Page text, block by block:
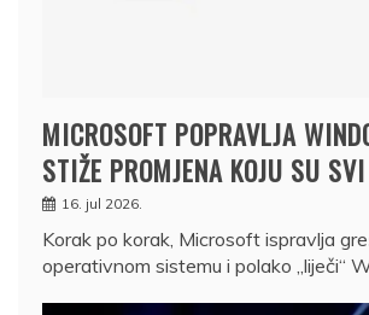
MICROSOFT POPRAVLJA
STIŽE PROMJENA KOJU SU
16. jul 2026.
Korak po korak, Microsoft ispravlja
operativnom sistemu i polako „liječi“